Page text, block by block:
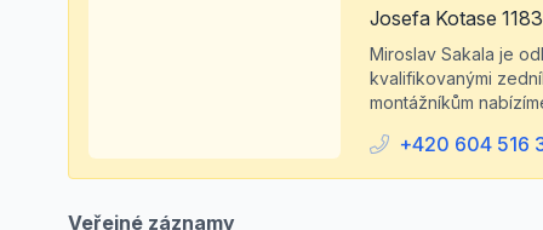
Josefa Kotase
Miroslav Sakala je
kvalifikovanými
montážníkům
+420 604 516
Veřejné záznamy